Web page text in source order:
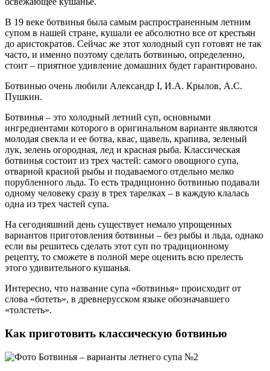
В 19 веке ботвинья была самым распространенным летним
супом в нашей стране, кушали ее абсолютно все от крестьян
до аристократов. Сейчас же этот холодный суп готовят не так
часто, и именно поэтому сделать ботвинью, определенно,
стоит – приятное удивление домашних будет гарантировано.
Ботвинью очень любили Александр I, И.А. Крылов, А.С.
Пушкин.
Ботвинья – это холодный летний суп, основными
ингредиентами которого в оригинальном варианте являются
молодая свекла и ее ботва, квас, щавель, крапива, зеленый
лук, зелень огородная, лед и красная рыба. Классическая
ботвинья состоит из трех частей: самого овощного супа,
отварной красной рыбы и подаваемого отдельно мелко
порубленного льда. То есть традиционно ботвинью подавали
одному человеку сразу в трех тарелках – в каждую клалась
одна из трех частей супа.
На сегодняшний день существует немало упрощенных
вариантов приготовления ботвиньи – без рыбы и льда, однако
если вы решитесь сделать этот суп по традиционному
рецепту, то сможете в полной мере оценить всю прелесть
этого удивительного кушанья.
Интересно, что название супа «ботвинья» происходит от
слова «ботеть», в древнерусском языке обозначавшего
«толстеть».
Как приготовить классическую ботвинью